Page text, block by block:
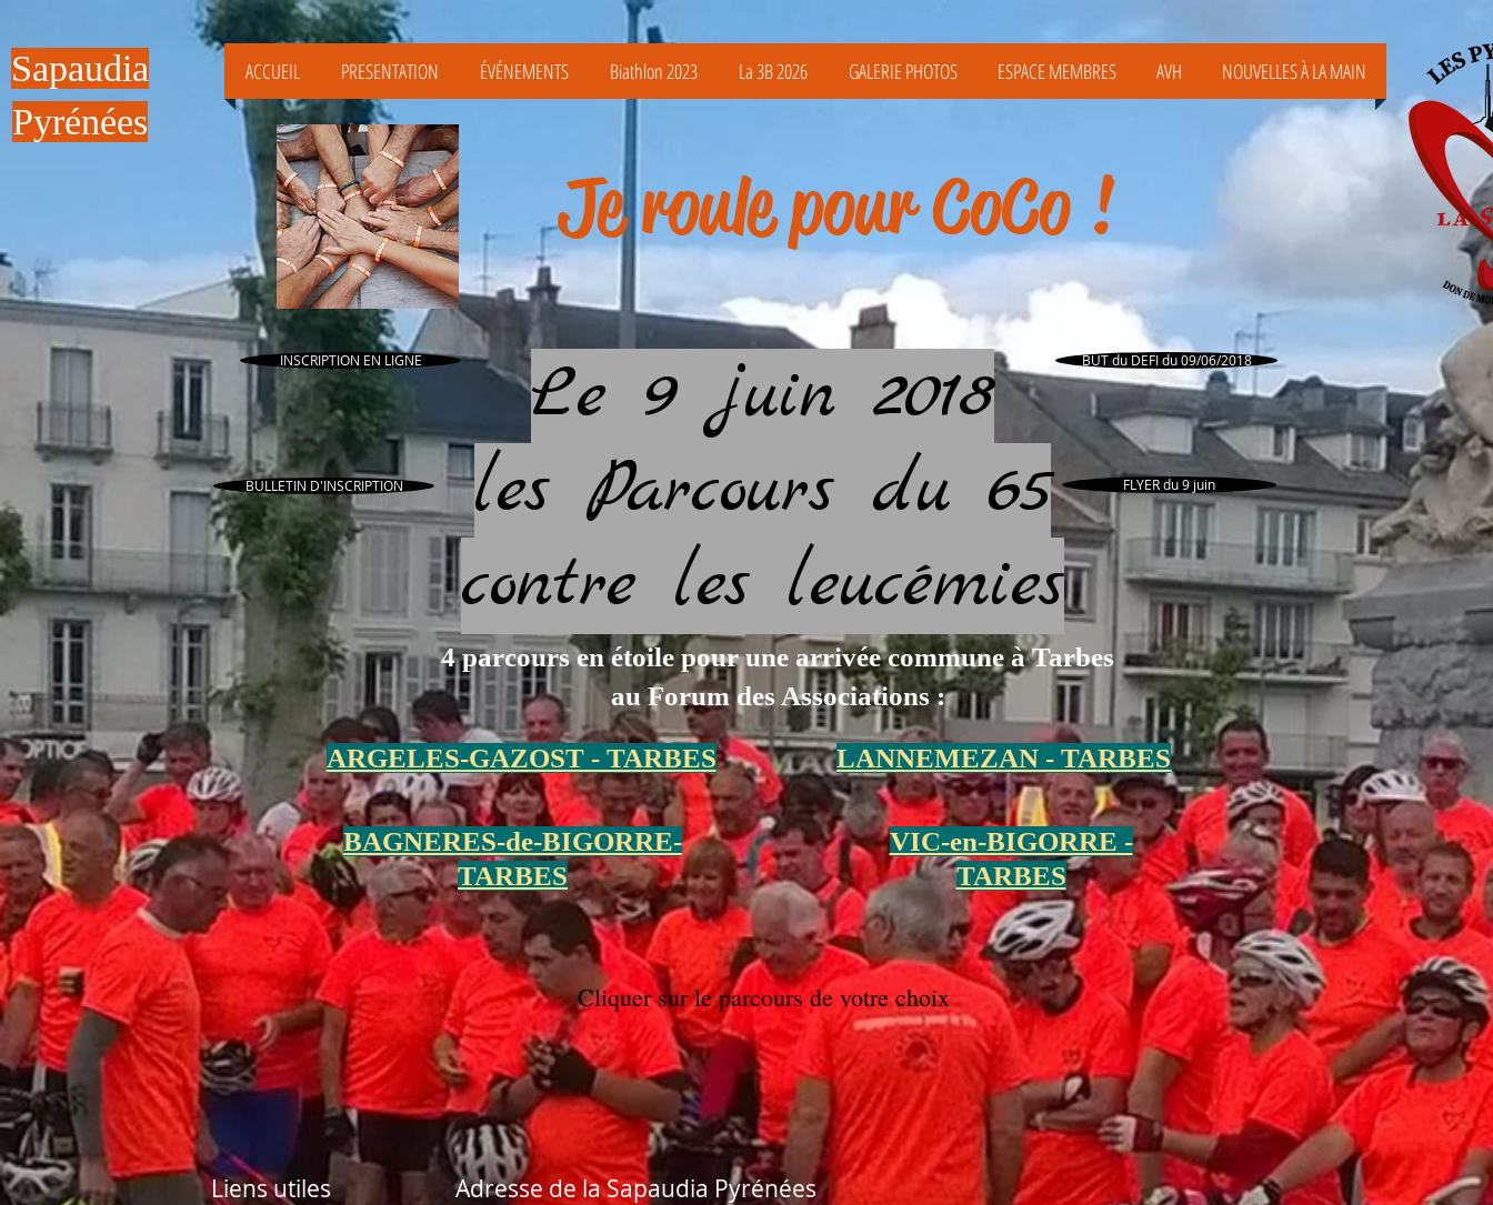
Sapaudia
Pyrénées
ACCUEIL PRESENTATION ÉVÉNEMENTS Biathlon 2023 La 3B 2026 GALERIE PHOTOS ESPACE MEMBRES AVH NOUVELLES À LA MAIN
Je roule pour CoCo !
Le 9 juin 2018
les Parcours du 65
contre les leucémies
BULLETIN D'INSCRIPTION
BUT du DEFI du 09/06/2018
FLYER du 9 juin
INSCRIPTION EN LIGNE
4 parcours en étoile pour une arrivée commune à Tarbes
au Forum des Associations :
ARGELES-GAZOST - TARBES
BAGNERES-de-BIGORRE-
TARBES
LANNEMEZAN - TARBES
VIC-en-BIGORRE -
TARBES
Cliquer sur le parcours de votre choix
Liens utiles Adresse de la Sapaudia Pyrénées